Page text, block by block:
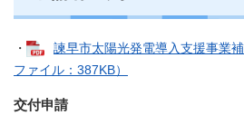
・
諫早市太陽光発電導入支援事業
ファイル：387KB）
交付申請